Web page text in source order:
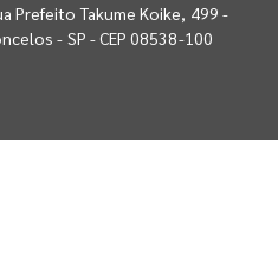
Prefeito Takume Koike, 499 -
- SP - CEP 08538-100